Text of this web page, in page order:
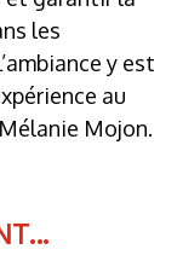
les
y est
au
Mojon.